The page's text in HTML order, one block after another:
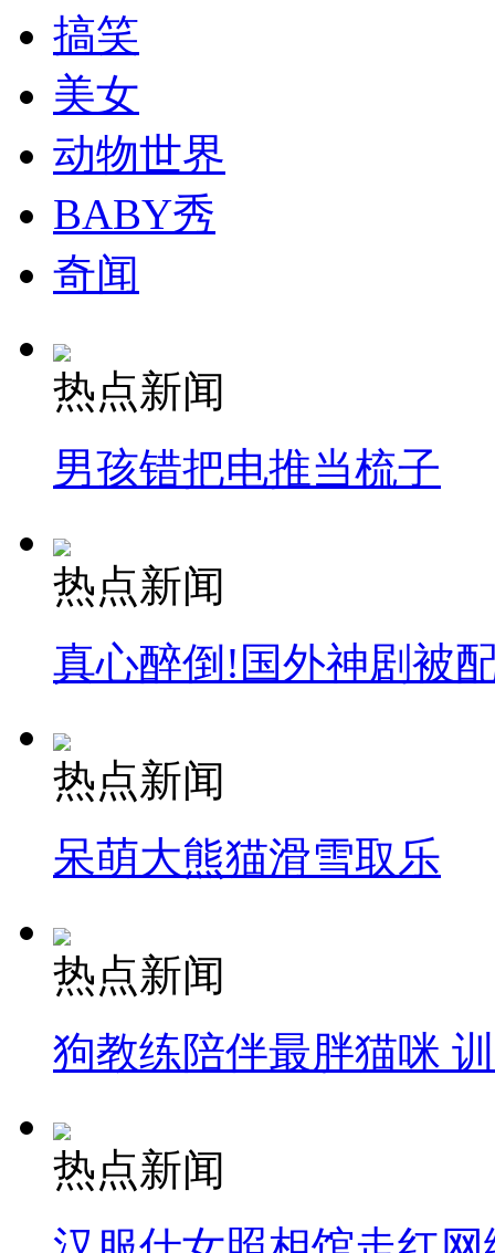
消防员救轻生者
纽约上演“枕头大战”
司机酒驾遇交警 急速倒车逃窜
搞笑
美女
动物世界
BABY秀
奇闻
热点新闻
男孩错把电推当梳子
热点新闻
真心醉倒!国外神剧被
热点新闻
呆萌大熊猫滑雪取乐
热点新闻
狗教练陪伴最胖猫咪
热点新闻